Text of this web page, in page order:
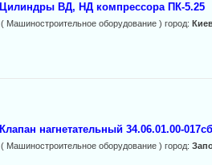
Цилиндры ВД, НД компрессора ПК-5.25
( Машиностроительное оборудование ) город:
Клапан нагнетательный 34.06.01.00-
( Машиностроительное оборудование ) город: